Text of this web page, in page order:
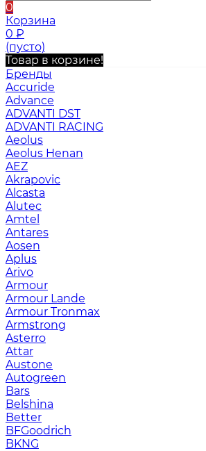
0
Корзина
0 ₽
(пусто)
Товар в корзине!
Бренды
Accuride
Advance
ADVANTI DST
ADVANTI RACING
Aeolus
Aeolus Henan
AEZ
Akrapovic
Alcasta
Alutec
Amtel
Antares
Aosen
Aplus
Arivo
Armour
Armour Lande
Armour Tronmax
Armstrong
Asterro
Attar
Austone
Autogreen
Bars
Belshina
Better
BFGoodrich
BKNG